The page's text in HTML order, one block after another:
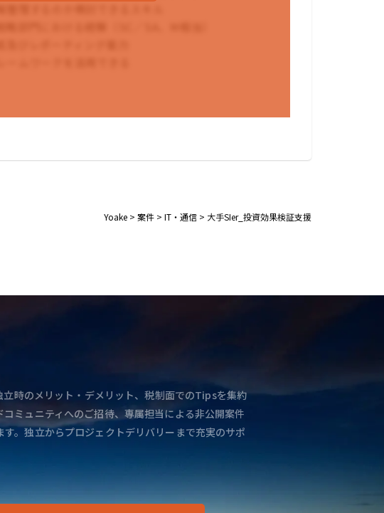
Yoake > 案件 > IT・通信 > 大手SIer_投資効果検証支援
時のメリット・デメリット、税制面でのTipsを集約
ミュニティへのご招待、専属担当による非公開案件
。独立からプロジェクトデリバリーまで充実のサポ